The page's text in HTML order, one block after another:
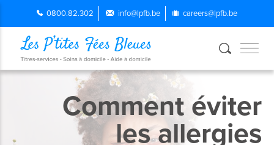
0800.82.302 info@lpfb.be careers@lpfb.be
Comment éviter
les allergies